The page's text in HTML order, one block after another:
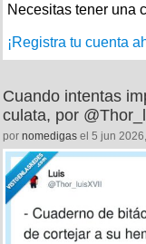
Necesitas tener una
¡Registra tu cuenta
Cuando intentas
culata, por
por nomedigas el 5 jun